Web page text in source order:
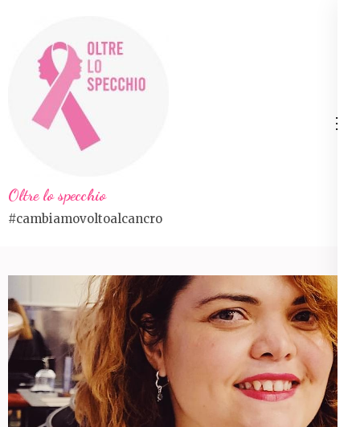
content
Oltre lo specchio
#cambiamovoltoalcancro